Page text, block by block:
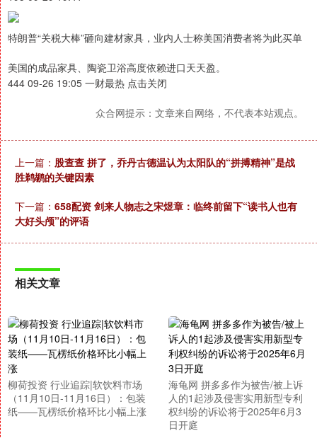
特朗普“关税大棒”砸向建材家具，业内人士称美国消费者将为此买单
美国的成品家具、陶瓷卫浴高度依赖进口天天盈。
444 09-26 19:05 一财最热 点击关闭
众合网提示：文章来自网络，不代表本站观点。
上一篇： 股查查 拼了，乔丹古德温认为太阳队的“拼搏精神”是战
胜鹈鹕的关键因素
下一篇： 658配资 剑来人物志之宋煜章：临终前留下“读书人也有
大好头颅”的评语
相关文章
柳荷投资 行业追踪|软饮料市场
（11月10日-11月16日）：包装
纸——瓦楞纸价格环比小幅上涨
海龟网 拼多多作为被告/被上诉
人的1起涉及侵害实用新型专利
权纠纷的诉讼将于2025年6月3
日开庭